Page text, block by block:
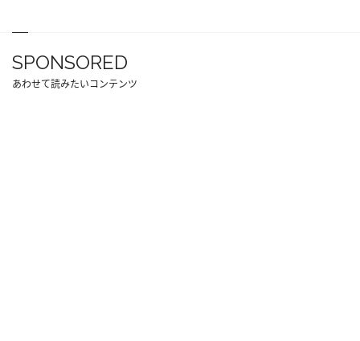
SPONSORED
あわせて読みたいコンテンツ